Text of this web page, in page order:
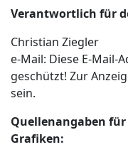
Verantwortlich für
Christian Ziegler
e-Mail: Diese E-Mail-
geschützt! Zur
sein.
Quellenangaben
Grafiken: